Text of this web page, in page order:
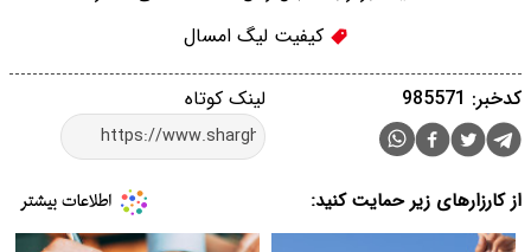
کیفیت لیگ امسال
لینک کوتاه کدخبر: 985571
از کارزارهای زیر حمایت کنید: